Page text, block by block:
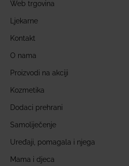
Web trgovina
Ljekarne
Kontakt
O nama
Proizvodi na akciji
Kozmetika
Dodaci prehrani
Samoliječenje
Uređaji, pomagala i njega
Mama i djeca